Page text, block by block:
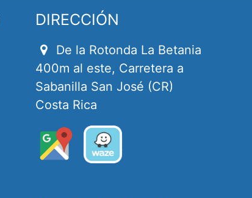
DIRECCIÓN
De la Rotonda La Betania
400m al este, Carretera a
Sabanilla San José (CR)
Costa Rica